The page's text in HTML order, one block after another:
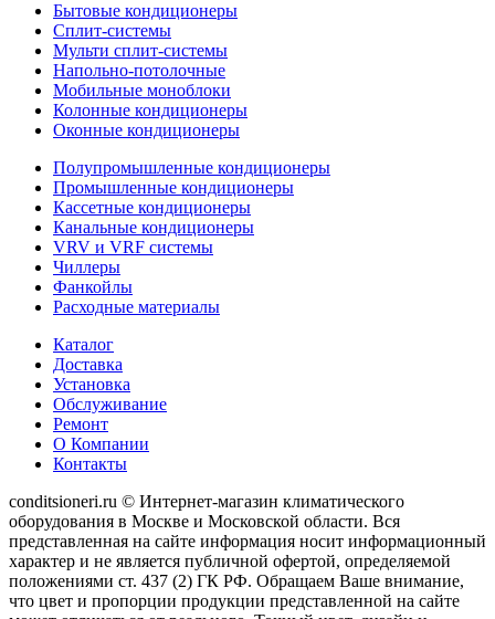
Бытовые кондиционеры
Сплит-системы
Мульти сплит-системы
Напольно-потолочные
Мобильные моноблоки
Колонные кондиционеры
Оконные кондиционеры
Полупромышленные кондиционеры
Промышленные кондиционеры
Кассетные кондиционеры
Канальные кондиционеры
VRV и VRF системы
Чиллеры
Фанкойлы
Расходные материалы
Каталог
Доставка
Установка
Обслуживание
Ремонт
О Компании
Контакты
conditsioneri.ru © Интернет-магазин климатического
оборудования в Москве и Московской области. Вся
представленная на сайте информация носит информационный
характер и не является публичной офертой, определяемой
положениями ст. 437 (2) ГК РФ. Обращаем Ваше внимание,
что цвет и пропорции продукции представленной на сайте